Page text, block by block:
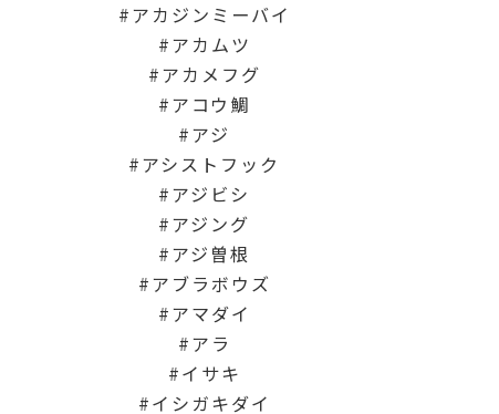
アカジンミーバイ
アカムツ
アカメフグ
アコウ鯛
アジ
アシストフック
アジビシ
アジング
アジ曽根
アブラボウズ
アマダイ
アラ
イサキ
イシガキダイ